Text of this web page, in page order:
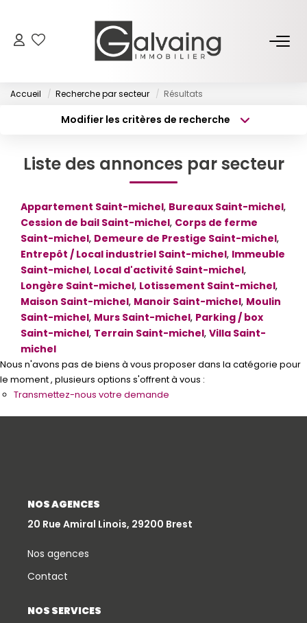
À Vendre
À Louer
PROGRAMMES NEUFS
ESTIMER
GESTION LOCATIVE
L’AGENCE
Qui Sommes-Nous
Partenariats
Nous Rejoindre
Nos Actualités
Mon Compte
Accueil Recherche par secteur Résultats
Modifier les critères de recherche
Type de bien
Surface min
Budget max Plus de critères
Créer une alerte
Liste des annonces par secteur
Appartement Saint-michel, Bureaux Saint-michel,
Cession de bail Saint-michel, Corps de ferme
Saint-michel, Demeure de Prestige Saint-michel,
Entrepôt / Local industriel Saint-michel, Immeuble
Saint-michel, Local d'activité Saint-michel,
Longère Saint-michel, Lotissement Saint-michel,
Maison Saint-michel, Manoir Saint-michel, Moulin
Saint-michel, Murs Saint-michel, Parking / box
Saint-michel, Terrain Saint-michel, Villa Saint-
michel
Nous n'avons pas de biens à vous proposer dans la catégorie pour
le moment , plusieurs options s'offrent à vous :
Transmettez-nous votre demande
NOS AGENCES
20 Rue Amiral Linois, 29200 Brest
Nos agences
Contact
NOS SERVICES